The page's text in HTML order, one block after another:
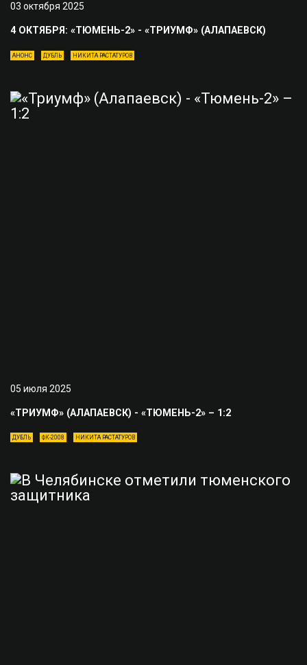
03 октября 2025
4 ОКТЯБРЯ: «ТЮМЕНЬ-2» - «ТРИУМФ» (АЛАПАЕВСК)
АНОНС ДУБЛЬ НИКИТА РАСТАТУРОВ
05 июля 2025
«ТРИУМФ» (АЛАПАЕВСК) - «ТЮМЕНЬ-2» – 1:2
ДУБЛЬ ФК-2008 НИКИТА РАСТАТУРОВ